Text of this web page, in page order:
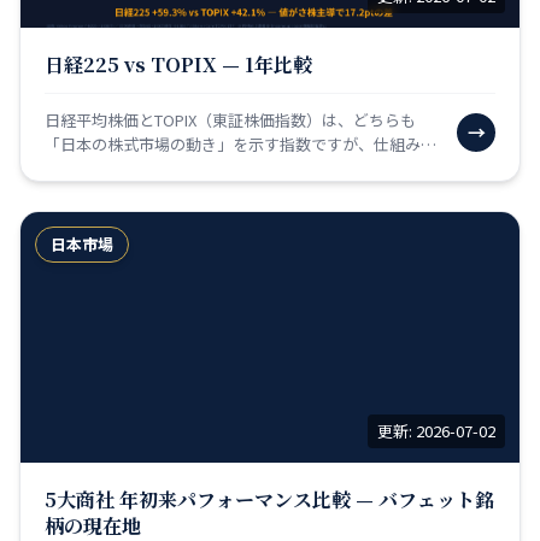
日経225 vs TOPIX — 1年比較
日経平均株価とTOPIX（東証株価指数）は、どちらも
「日本の株式市場の動き」を示す指数ですが、仕組みが
→
日本市場
更新: 2026-07-02
5大商社 年初来パフォーマンス比較 — バフェット銘
柄の現在地